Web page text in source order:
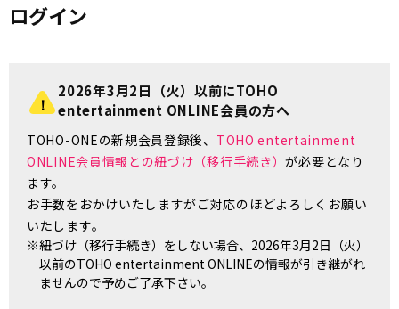
ログイン
2026年3月2日（火）以前にTOHO
entertainment ONLINE会員の方へ
TOHO-ONEの新規会員登録後、 TOHO entertainment
ONLINE会員情報との紐づけ（移行手続き）が必要となり
ます。
お手数をおかけいたしますがご対応のほどよろしくお願い
いたします。
※紐づけ（移行手続き）をしない場合、2026年3月2日（火）
以前のTOHO entertainment ONLINEの情報が引き継がれ
ませんので予めご了承下さい。